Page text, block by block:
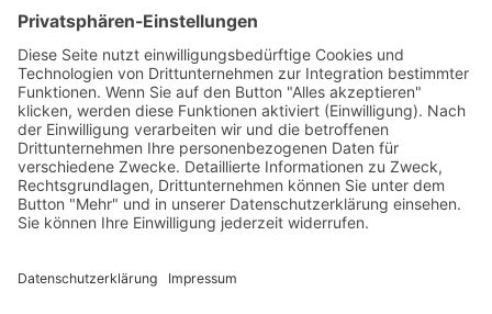
Vermietung (alles)
Hebetechnik
Sägen, Trennen
Bagger
Oberflächenbearbeitung
Heizen, Kühlen, Luft
Reinigung
Strom